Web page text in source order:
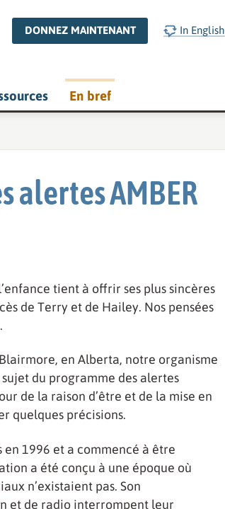
En bref
DONNEZ MAINTENANT In English
alertes AMBER
tient à offrir ses plus sincères
de Terry et de Hailey. Nos pensées
en Alberta, notre organisme
du programme des alertes
de la raison d’être et de la mise en
quelques précisions.
en 1996 et a commencé à être
a été conçu à une époque où
n’existaient pas. Son
et de radio interrompent leur